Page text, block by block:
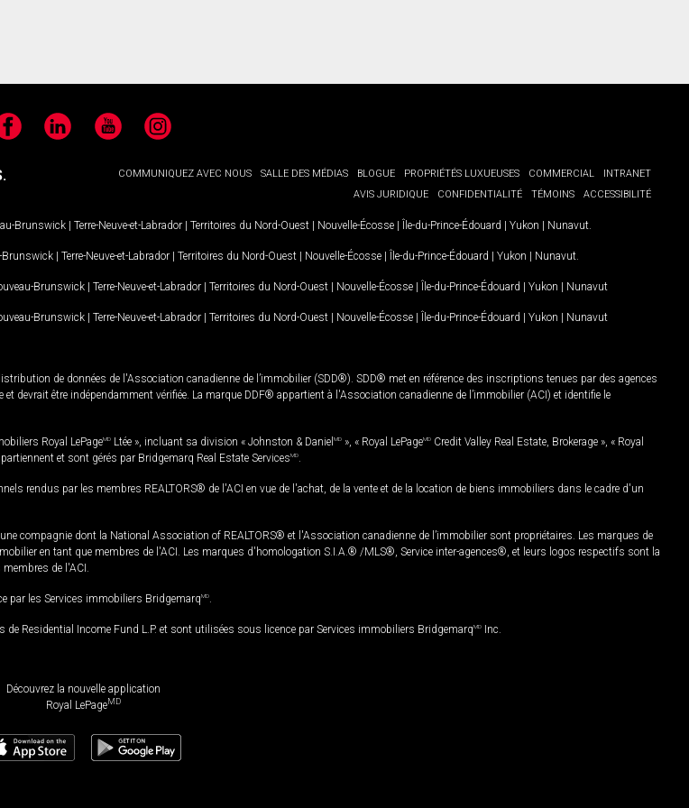
LinkedIn YouTubeInstagram
COMMUNIQUEZ AVEC NOUS SALLE DES MÉDIAS BLOGUE PROPRIÉTÉS LUXUEUSES COMMERCIAL
INTRANET
AVIS JURIDIQUE
CONFIDENTIALITÉ TÉMOINS ACCESSIBILITÉ
Brunswick | Terre-Neuve-et-Labrador | Territoires du Nord-Ouest | Nouvelle-Écosse | Île-du-Prince-Édouard | Yukon | Nunavut
Brunswick | Terre-Neuve-et-Labrador | Territoires du Nord-Ouest | Nouvelle-Écosse | Île-du-Prince-Édouard | Yukon | Nunavut
Brunswick | Terre-Neuve-et-Labrador | Territoires du Nord-Ouest | Nouvelle-Écosse | Île-du-Prince-Édouard | Yukon | Nunavut
Brunswick | Terre-Neuve-et-Labrador | Territoires du Nord-Ouest | Nouvelle-Écosse | Île-du-Prince-Édouard | Yukon | Nunavut
de données de l'Association canadienne de l’immobilier (SDD®). SDD® met en référence des inscriptions tenues par des agences
être indépendamment vérifiée. La marque DDF® appartient à l'Association canadienne de l’immobilier (ACI) et identifie le
Royal LePageMD Ltée », incluant sa division « Johnston & Daniel MD », « Royal LePageMD Credit Valley Real Estate, Brokerage », « Royal
et sont gérés par Bridgemarq Real Estate ServicesMD
rendus par les membres REALTORS® de l'ACI en vue de l'achat, de la vente et de la location de biens immobiliers dans le cadre d'un
compagnie dont la National Association of REALTORS® et l'Association canadienne de l’immobilier sont propriétaires. Les marques de
en tant que membres de l'ACI. Les marques d'homologation S.I.A.® /MLS®, Service inter-agences®, et leurs logos respectifs sont la
de l'ACI.
par les Services immobiliers BridgemarqMD
de Residential Income Fund L.P. et sont utilisées sous licence par Services immobiliers BridgemarqMD Inc.
Découvrez la nouvelle application
Royal LePageMD